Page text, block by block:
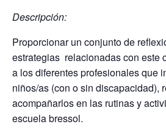
Descripción:
Proporcionar un conjunto de
estrategias relacionadas con este
a los diferentes profesionales que
niños/as (con o sin discapacidad),
acompañarlos en las rutinas y
escuela bressol.